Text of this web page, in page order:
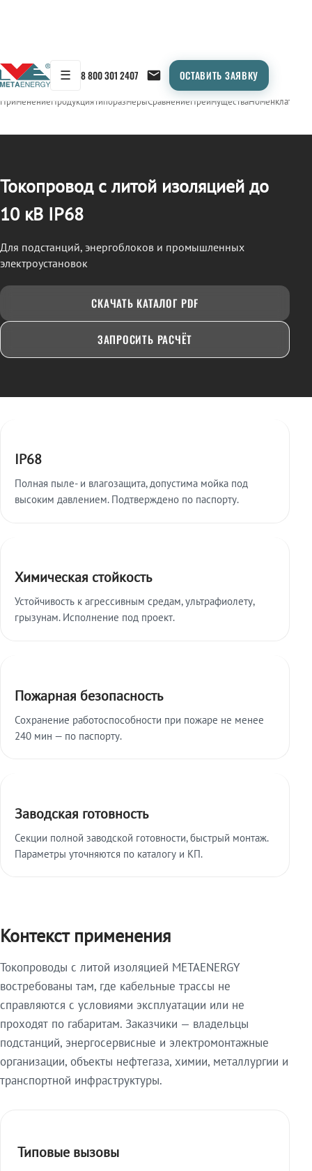
☰ 8 800 301 2407 ОСТАВИТЬ ЗАЯВКУ
← Продукция/ТОКОПРОВОД
ПрименениеПродукцияТипоразмерыСравнениеПреимуществаНоменклатура
Токопровод с литой изоляцией до
10 кВ IP68
Для подстанций, энергоблоков и промышленных
электроустановок
СКАЧАТЬ КАТАЛОГ PDF
ЗАПРОСИТЬ РАСЧЁТ
IP68
Полная пыле- и влагозащита, допустима мойка под
высоким давлением. Подтверждено по паспорту.
Химическая стойкость
Устойчивость к агрессивным средам, ультрафиолету,
грызунам. Исполнение под проект.
Пожарная безопасность
Сохранение работоспособности при пожаре не менее
240 мин — по паспорту.
Заводская готовность
Секции полной заводской готовности, быстрый монтаж.
Параметры уточняются по каталогу и КП.
Контекст применения
Токопроводы с литой изоляцией METAENERGY
востребованы там, где кабельные трассы не
справляются с условиями эксплуатации или не
проходят по габаритам. Заказчики — владельцы
подстанций, энергосервисные и электромонтажные
организации, объекты нефтегаза, химии, металлургии и
транспортной инфраструктуры.
Типовые вызовы